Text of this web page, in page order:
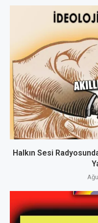
Halkın Sesi